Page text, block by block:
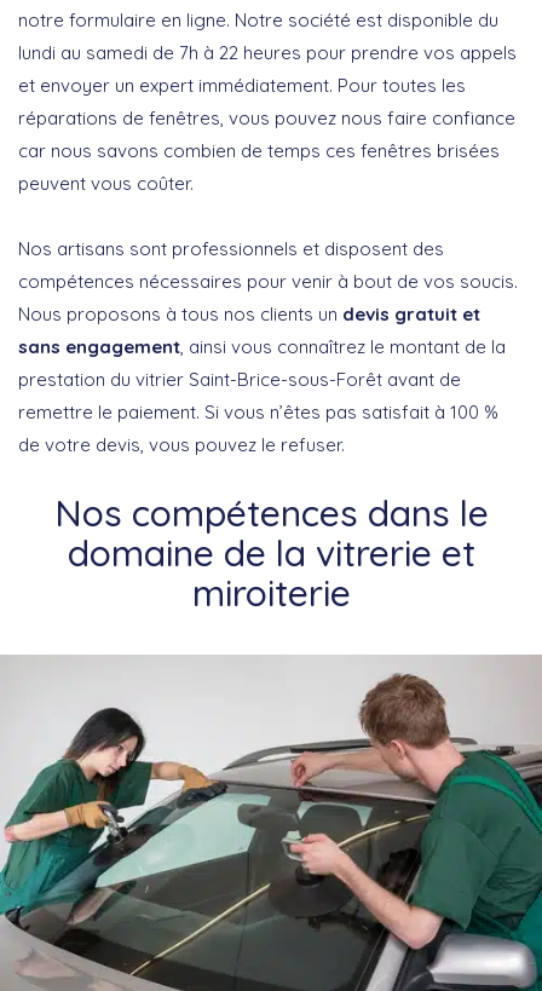
notre formulaire en ligne. Notre société est disponible du
lundi au samedi de 7h à 22 heures pour prendre vos appels
et envoyer un expert immédiatement. Pour toutes les
réparations de fenêtres, vous pouvez nous faire confiance
car nous savons combien de temps ces fenêtres brisées
peuvent vous coûter.
Nos artisans sont professionnels et disposent des
compétences nécessaires pour venir à bout de vos soucis.
Nous proposons à tous nos clients un devis gratuit et
sans engagement, ainsi vous connaîtrez le montant de la
prestation du vitrier Saint-Brice-sous-Forêt avant de
remettre le paiement. Si vous n’êtes pas satisfait à 100 %
de votre devis, vous pouvez le refuser.
Nos compétences dans le
domaine de la vitrerie et
miroiterie